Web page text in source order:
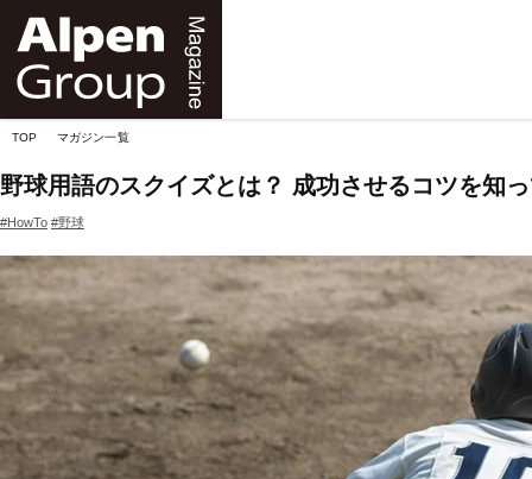
TOP マガジン一覧
野球用語のスクイズとは？ 成功させるコツを知
#HowTo #野球